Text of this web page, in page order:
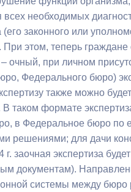
постановления
НПА
органов
самоуправления
данные
всех необходимых
(его законного или
При этом, теперь
– очный, при личном
Федерального бюро)
также можно
В таком формате
в Федеральное бюро по
решениями; для дачи
г. заочная экспертиза
документам).
системы между бюро